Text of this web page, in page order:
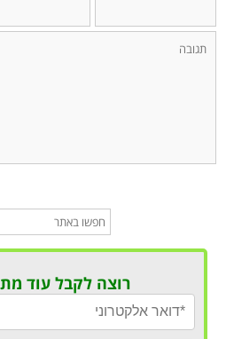
רוצה לקבל עוד